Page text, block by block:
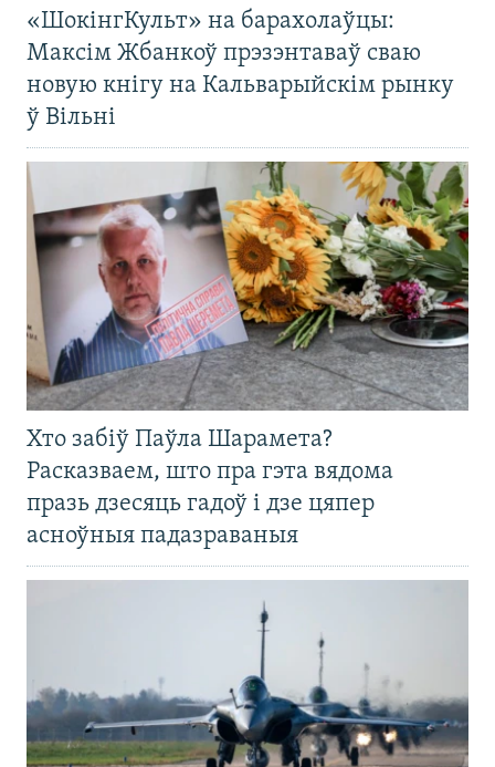
«ШокінгКульт» на барахолаўцы:
Максім Жбанкоў прэзэнтаваў сваю
новую кнігу на Кальварыйскім рынку
ў Вільні
Хто забіў Паўла Шарамета?
Расказваем, што пра гэта вядома
празь дзесяць гадоў і дзе цяпер
асноўныя падазраваныя